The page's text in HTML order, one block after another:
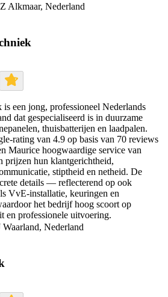
Alkmaar, Nederland
een jong, professioneel Nederlands
dat gespecialiseerd is in duurzame
thuisbatterijen en laadpalen.
rating van 4.9 op basis van 70 reviews
Maurice hoogwaardige service van
prijzen hun klantgerichtheid,
stiptheid en netheid. De
details — reflecterend op ook
VvE-installatie, keuringen en
het bedrijf hoog scoort op
en professionele uitvoering.
Nederland